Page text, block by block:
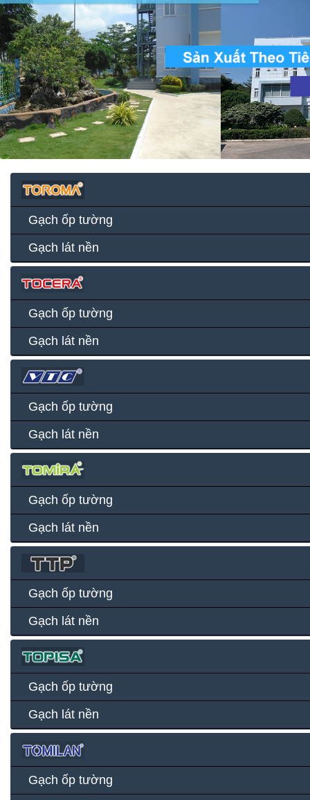
Gạch ốp tường
Gạch lát nền
Gạch ốp tường
Gạch lát nền
Gạch ốp tường
Gạch lát nền
Gạch ốp tường
Gạch lát nền
Gạch ốp tường
Gạch lát nền
Gạch ốp tường
Gạch lát nền
Gạch ốp tường